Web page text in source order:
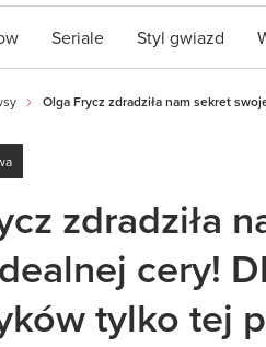
Seriale Styl gwiazd
Olga Frycz zdradziła nam sekret
zdradziła
cery!
tylko tej